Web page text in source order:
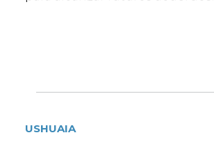
USHUAIA